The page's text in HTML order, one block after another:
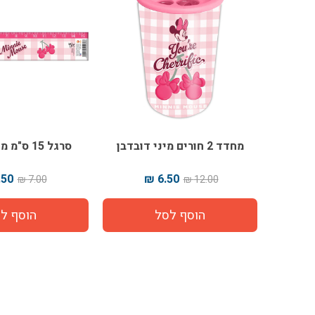
מחדד 2 חורים מיני דובדבן
12.00 ₪
6.50 ₪
סרגל 15 ס"מ מיני דובדבן
7.00 ₪
₪